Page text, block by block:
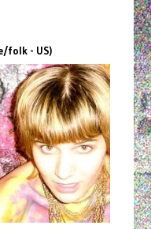
folk - US)